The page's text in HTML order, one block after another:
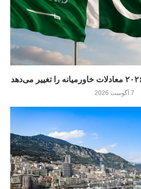
7 آگوست 2026